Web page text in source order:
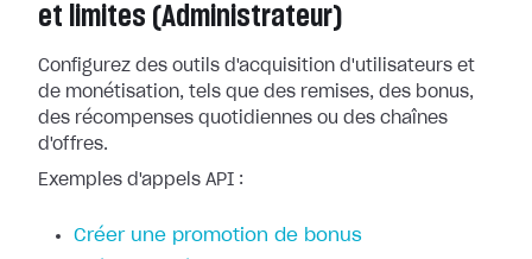
et limites (Administrateur)
Configurez des outils d'acquisition d'utilisateurs et
de monétisation, tels que des remises, des bonus,
des récompenses quotidiennes ou des chaînes
d'offres.
Exemples d'appels API :
Créer une promotion de bonus